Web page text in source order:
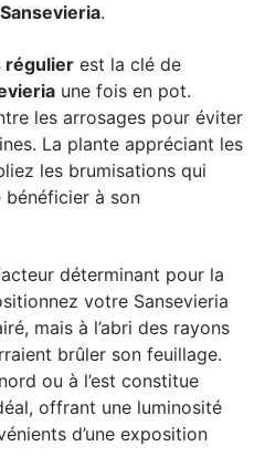
Sansevieria.
régulier est la clé de
une fois en pot.
les arrosages pour éviter
La plante appréciant les
les brumisations qui
bénéficier à son
déterminant pour la
votre Sansevieria
mais à l’abri des rayons
brûler son feuillage.
ou à l’est constitue
offrant une luminosité
d’une exposition